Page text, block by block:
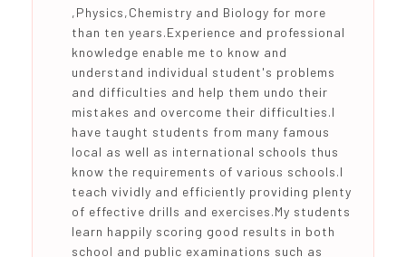
,Physics,Chemistry and Biology for more
than ten years.Experience and professional
knowledge enable me to know and
understand individual student's problems
and difficulties and help them undo their
mistakes and overcome their difficulties.I
have taught students from many famous
local as well as international schools thus
know the requirements of various schools.I
teach vividly and efficiently providing plenty
of effective drills and exercises.My students
learn happily scoring good results in both
school and public examinations such as